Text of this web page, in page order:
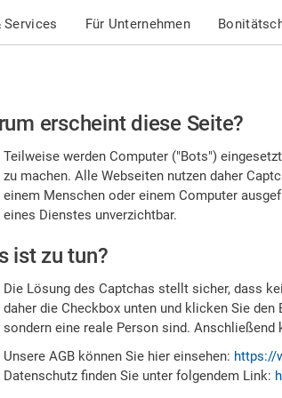
Services Für Unternehmen
erscheint diese Seite?
Teilweise werden Computer ("Bots")
zu machen. Alle Webseiten nutzen daher
einem Menschen oder einem Computer
eines Dienstes unverzichtbar.
ist zu tun?
Die Lösung des Captchas stellt sicher, dass
daher die Checkbox unten und klicken Sie
sondern eine reale Person sind. Anschließend
Unsere AGB können Sie hier einsehen: https://
Datenschutz finden Sie unter folgendem Link: